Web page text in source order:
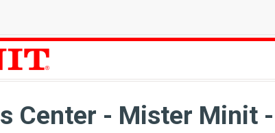
Center - Mister Minit